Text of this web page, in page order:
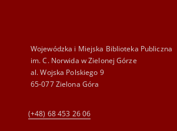
Wojewódzka i Miejska Biblioteka Publiczna
im. C. Norwida w Zielonej Górze
al. Wojska Polskiego 9
65-077 Zielona Góra
(+48) 68 453 26 06